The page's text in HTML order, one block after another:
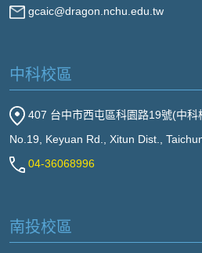
gcaic@dragon.nchu.edu.tw
中科校區
407 台中市西屯區科園路19號(中科
No.19, Keyuan Rd., Xitun Dist.,
04-36068996
南投校區